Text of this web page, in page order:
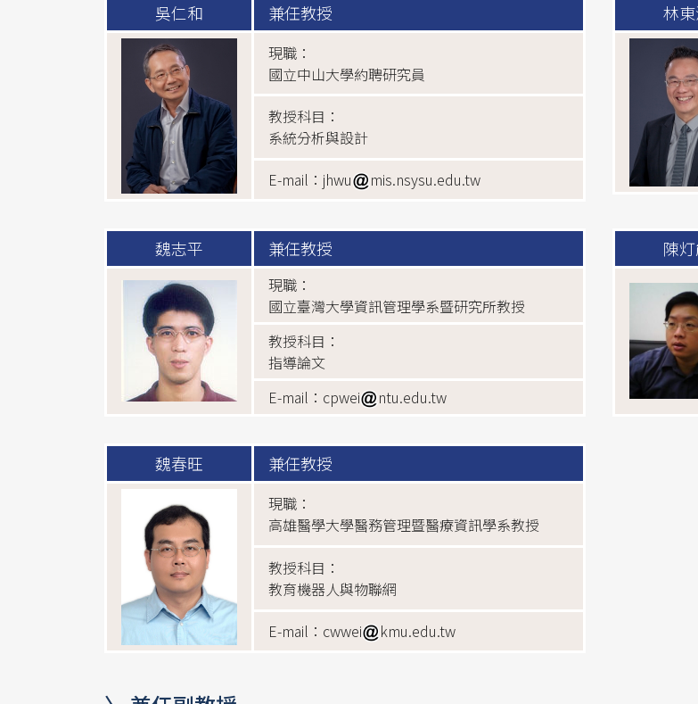
吳仁和 兼任教授
現職：
國立中山大學約聘研究員
教授科目：
系統分析與設計
E-mail：jhwu
mis.nsysu.edu.tw
林
魏志平 兼任教授
現職：
國立臺灣大學資訊管理學系暨研究所教授
教授科目：
指導論文
E-mail：cpwei
ntu.edu.tw
陳
魏春旺 兼任教授
現職：
高雄醫學大學醫務管理暨醫療資訊學系教授
教授科目：
教育機器人與物聯網
E-mail：cwwei
kmu.edu.tw